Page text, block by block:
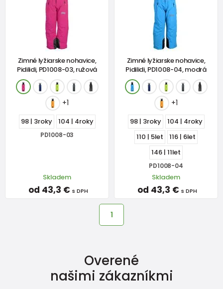
Zimné lyžiarske nohavice,
Pidilidi, PD1008-03, ružová
+1
98 | 3roky 104 | 4roky
PD1008-03
Skladem
od 43,3 € s DPH
Zimné lyžiarske nohavice,
Pidilidi, PD1008-04, modrá
+1
98 | 3roky
104 | 4roky
110 | 5let
116 | 6let
146 | 11let
PD1008-04
Skladem
od 43,3 € s DPH
1
Overené
našimi zákazníkmi